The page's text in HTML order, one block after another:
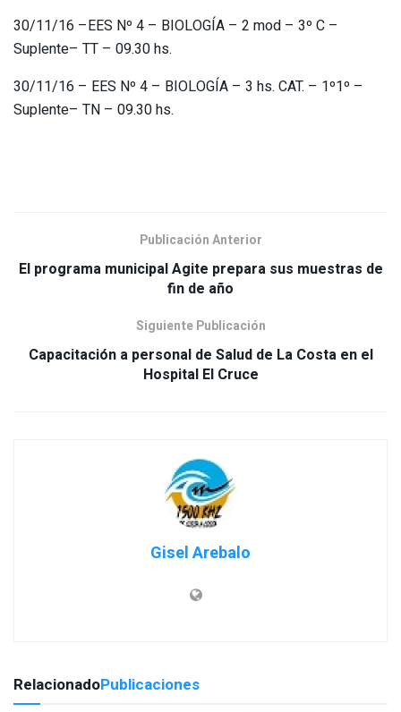
30/11/16 –EES Nº 4 – BIOLOGÍA – 2 mod – 3º C –
Suplente– TT – 09.30 hs.
30/11/16 – EES Nº 4 – BIOLOGÍA – 3 hs. CAT. – 1º1º –
Suplente– TN – 09.30 hs.
Publicación Anterior
El programa municipal Agite prepara sus muestras de
fin de año
Siguiente Publicación
Capacitación a personal de Salud de La Costa en el
Hospital El Cruce
Gisel Arebalo
RelacionadoPublicaciones